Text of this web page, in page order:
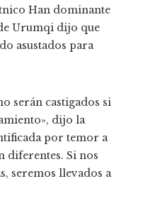
Han dominante
Urumqi dijo que
asustados para
serán castigados si
dijo la
por temor a
diferentes. Si nos
seremos llevados a